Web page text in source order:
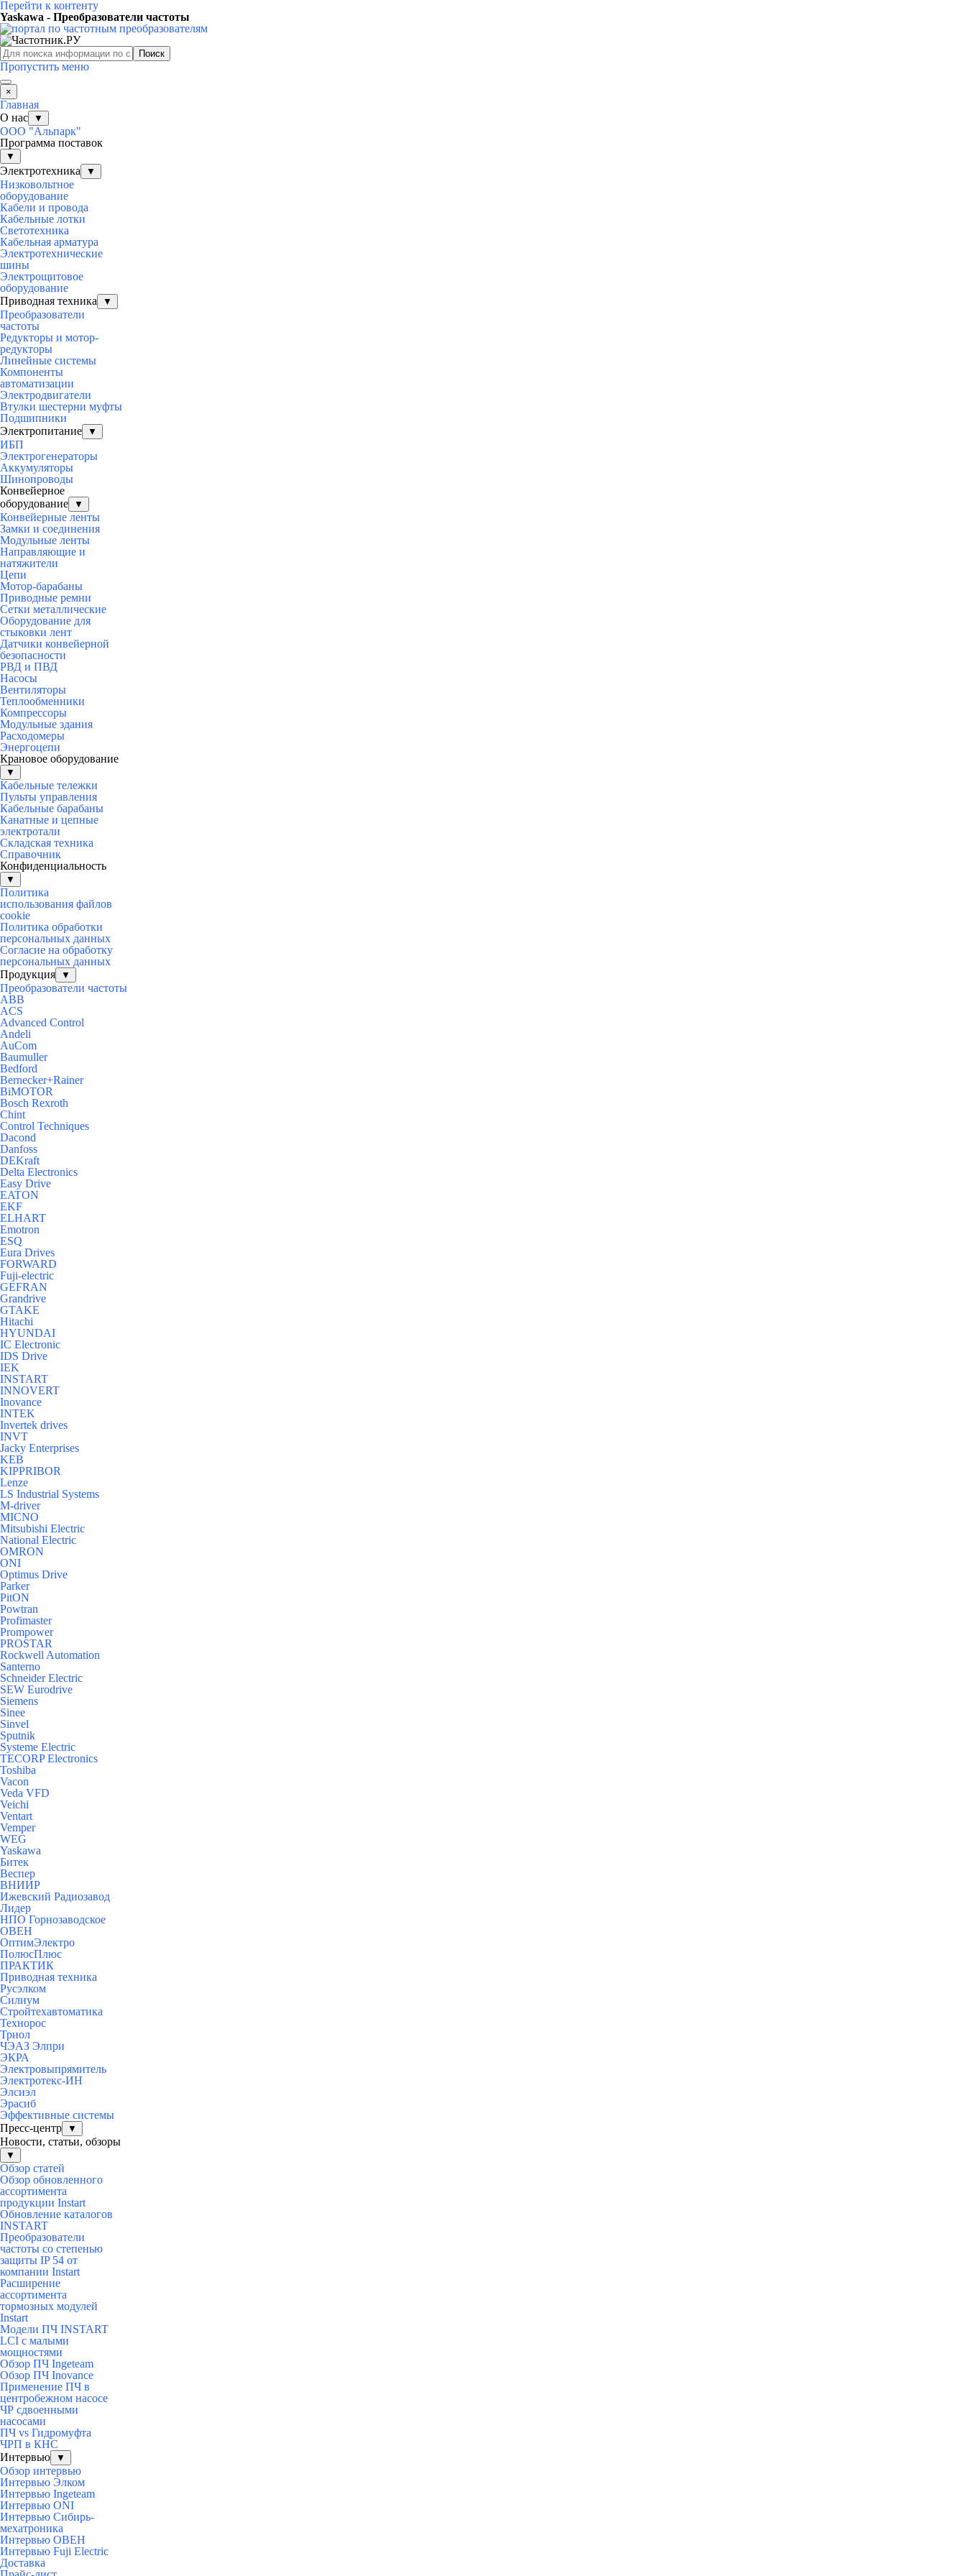
Перейти к контенту
Yaskawa - Преобразователи частоты
Поиск
Пропустить меню
×
Главная
О нас
▼
ООО "Альпарк"
Программа поставок
▼
Электротехника ▼
Низковольтное
оборудование
Кабели и провода
Кабельные лотки
Светотехника
Кабельная арматура
Электротехнические
шины
Электрощитовое
оборудование
Приводная техника
▼
Преобразователи
частоты
Редукторы и мотор-
редукторы
Линейные системы
Компоненты
автоматизации
Электродвигатели
Втулки шестерни муфты
Подшипники
Электропитание
▼
ИБП
Электрогенераторы
Аккумуляторы
Шинопроводы
Конвейерное
оборудование
▼
Конвейерные ленты
Замки и соединения
Модульные ленты
Направляющие и
натяжители
Цепи
Мотор-барабаны
Приводные ремни
Сетки металлические
Оборудование для
стыковки лент
Датчики конвейерной
безопасности
РВД и ПВД
Насосы
Вентиляторы
Теплообменники
Компрессоры
Модульные здания
Расходомеры
Энергоцепи
Крановое оборудование
▼
Кабельные тележки
Пульты управления
Кабельные барабаны
Канатные и цепные
электротали
Складская техника
Справочник
Конфиденциальность
▼
Политика
использования файлов
cookie
Политика обработки
персональных данных
Согласие на обработку
персональных данных
Продукция
▼
Преобразователи частоты
ABB
ACS
Advanced Control
Andeli
AuСom
Baumuller
Bedford
Bernecker+Rainer
BiMOTOR
Bosch Rexroth
Chint
Control Techniques
Dacond
Danfoss
DEKraft
Delta Electronics
Easy Drive
EATON
EKF
ELHART
Emotron
ESQ
Eura Drives
FORWARD
Fuji-electric
GEFRAN
Grandrive
GTAKE
Hitachi
HYUNDAI
IC Electronic
IDS Drive
IEK
INSTART
INNOVERT
Inovance
INTEK
Invertek drives
INVT
Jacky Enterprises
KEB
KIPPRIBOR
Lenze
LS Industrial Systems
M-driver
MICNO
Mitsubishi Electric
National Electric
OMRON
ONI
Optimus Drive
Parker
PitON
Powtran
Profimaster
Prompower
PROSTAR
Rockwell Automation
Santerno
Schneider Electric
SEW Eurodrive
Siemens
Sinee
Sinvel
Sputnik
Systeme Electric
TECORP Electronics
Toshiba
Vacon
Veda VFD
Veichi
Ventart
Vemper
WEG
Yaskawa
Битек
Веспер
ВНИИР
Ижевский Радиозавод
Лидер
НПО Горнозаводское
ОВЕН
ОптимЭлектро
ПолюсПлюс
ПРАКТИК
Приводная техника
Русэлком
Силиум
Стройтехавтоматика
Технорос
Триол
ЧЭАЗ Элпри
ЭКРА
Электровыпрямитель
Электротекс-ИН
Элсиэл
Эрасиб
Эффективные системы
Пресс-центр
▼
Новости, статьи, обзоры
▼
Обзор статей
Обзор обновленного
ассортимента
продукции Instart
Обновление каталогов
INSTART
Преобразователи
частоты со степенью
защиты IP 54 от
компании Instart
Расширение
ассортимента
тормозных модулей
Instart
Модели ПЧ INSTART
LCI с малыми
мощностями
Обзор ПЧ Ingeteam
Обзор ПЧ Inovance
Применение ПЧ в
центробежном насосе
ЧР сдвоенными
насосами
ПЧ vs Гидромуфта
ЧРП в КНС
Интервью
▼
Обзор интервью
Интервью Элком
Интервью Ingeteam
Интервью ONI
Интервью Сибирь-
мехатроника
Интервью ОВЕН
Интервью Fuji Electric
Доставка